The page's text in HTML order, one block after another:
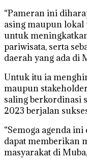
“Pameran ini
asing maupun lokal
untuk
pariwisata, serta
daerah yang ada di
Untuk itu ia
maupun
saling berkordinasi
2023 berjalan
“Semoga agenda
dapat memberikan
masyarakat di